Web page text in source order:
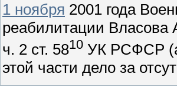
1 ноября 2001 года
реабилитации Власова
ч. 2 ст. 5810 УК РСФСР
этой части дело за